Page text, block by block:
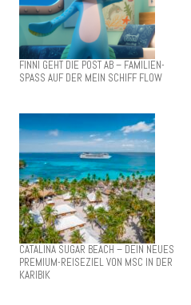
FINNI GEHT DIE POST AB – FAMILIEN-
SPASS AUF DER MEIN SCHIFF FLOW
CATALINA SUGAR BEACH – DEIN NEUES
PREMIUM-REISEZIEL VON MSC IN DER
KARIBIK